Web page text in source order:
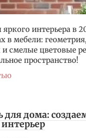
интерьера в
в мебели:
смелые цветовые
пространство!
для дома: